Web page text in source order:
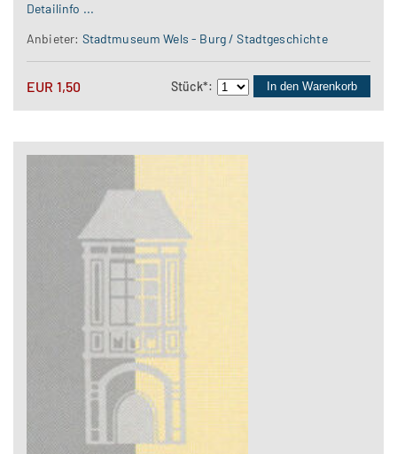
Detailinfo ...
Anbieter: Stadtmuseum Wels - Burg / Stadtgeschichte
EUR 1,50 Stück*: In den Warenkorb